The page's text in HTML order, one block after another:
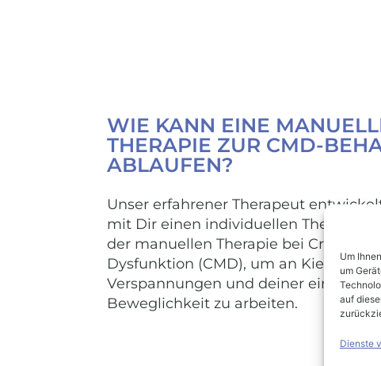
Um
um
auf
Dienste
WIE KANN EINE
THERAPIE ZUR CMD-
ABLAUFEN?
Unser erfahrener Therapeut
mit Dir einen individuellen
der manuellen Therapie bei
Dysfunktion (CMD), um an
Verspannungen und deiner
Beweglichkeit zu arbeiten.